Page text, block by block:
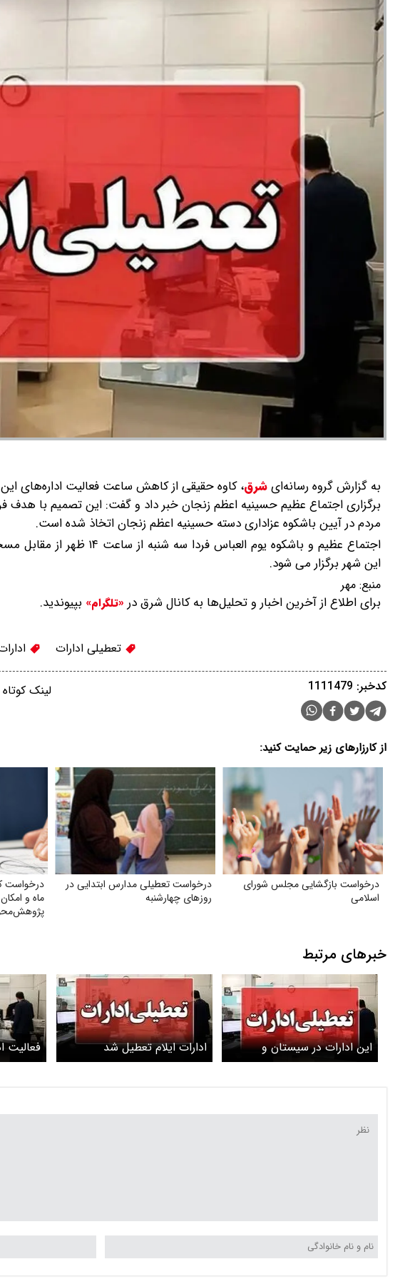
به گزارش گروه رسانه‌ایشرق،کاوه حقیقی از کاهش ساعت فعالیت اداره‌های
برگزاری اجتماع عظیم حسینیه اعظم زنجان خبر داد و گفت: این تصمیم با هدف
مردم در آیین باشکوه عزاداری دسته حسینیه اعظم زنجان اتخاذ شده است.
اجتماع عظیم و باشکوه یوم
این شهر برگزار می شود.
منبع: مهر
برای اطلاع از آخرین اخبار و تحلیل‌ها به کانال شرق در «تلگرام» بپیوندید.
تعطیلی ادارات
لینک کوتاه کدخبر: 1111479
از کارزارهای زیر حمایت کنید:
درخواست بازگشایی مجلس شورای
اسلامی
درخواست تعطیلی مدارس ابتدایی در
روزهای چهارشنبه
ماه و
خبرهای مرتبط
این ادارات در سیستان و
بلوچستان تعطیل شد +
ادارات ایلام تعطیل شد
فعالیت
رضوی